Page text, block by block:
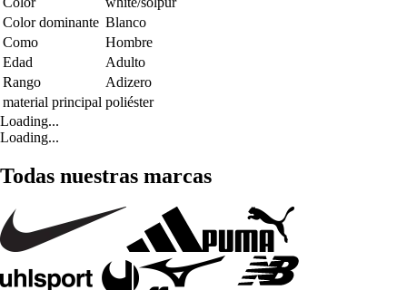
Color dominante Blanco
Como
Hombre
Edad
Adulto
Rango
Adizero
material principal poliéster
Loading...
Loading...
Todas nuestras marcas